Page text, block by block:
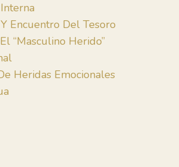
Encuentro Del Tesoro
“masculino Herido”
Heridas Emocionales